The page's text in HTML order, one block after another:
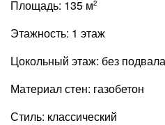
Площадь: 135 м2
Этажность: 1 этаж
Цокольный этаж: без подвала
Материал стен: газобетон
Стиль: классический